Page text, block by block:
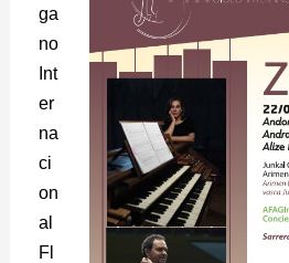
ga
no
Int
er
na
ci
on
al
Fl